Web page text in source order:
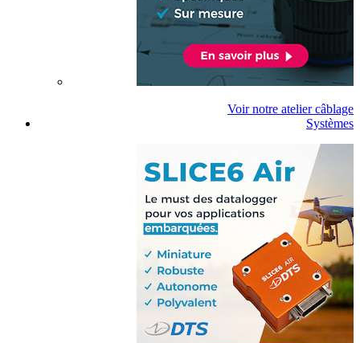
Voir notre atelier câblage
Systèmes